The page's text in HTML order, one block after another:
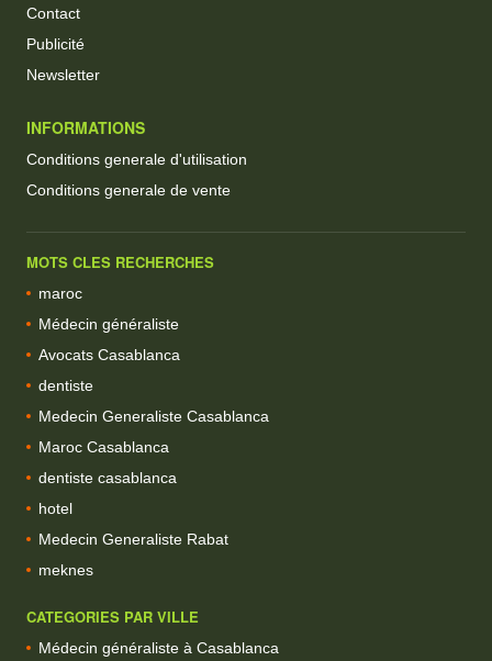
Contact
Publicité
Newsletter
INFORMATIONS
Conditions generale d'utilisation
Conditions generale de vente
MOTS CLES RECHERCHES
maroc
Médecin généraliste
Avocats Casablanca
dentiste
Medecin Generaliste Casablanca
Maroc Casablanca
dentiste casablanca
hotel
Medecin Generaliste Rabat
meknes
CATEGORIES PAR VILLE
Médecin généraliste à Casablanca